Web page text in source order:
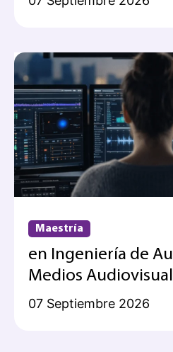
Maestría
en Ingeniería de
Medios
07 Septiembre 2026